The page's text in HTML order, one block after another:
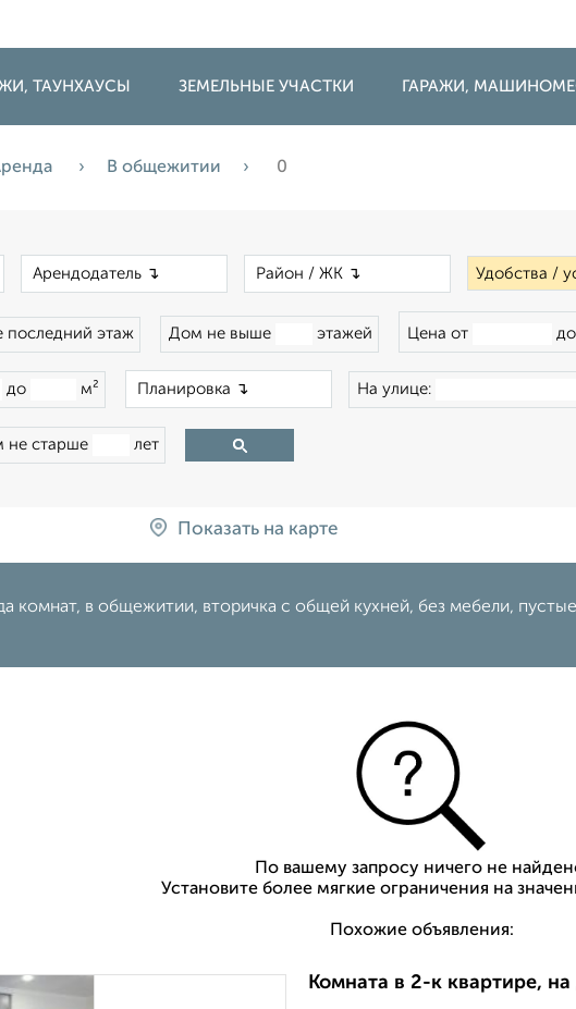
ТАУНХАУСЫ ЗЕМЕЛЬНЫЕ УЧАСТКИ ГАРАЖИ,
В общежитии 0
Удобства /
этаж Дом не выше этажей Цена от до
до м² На улице:
не старше лет
Показать на карте
комнат, в общежитии, вторичка с общей кухней, без мебели,
По вашему запросу ничего не
Установите более мягкие ограничения на
Похожие объявления:
Комната в 2-к квартире,